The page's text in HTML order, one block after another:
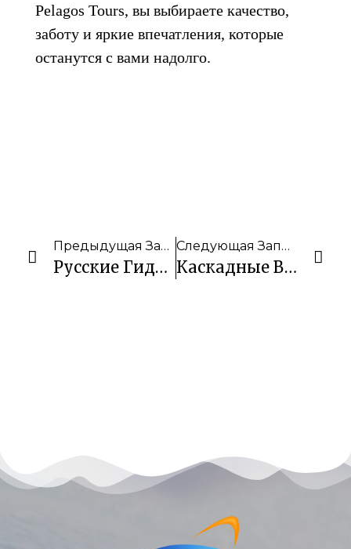
Pelagos Tours, вы выбираете качество,
заботу и яркие впечатления, которые
останутся с вами надолго.
Предыдущая Запись
Русские Гиды Компании Пелагос Турс На Филиппинах
Следующая Запись
Каскадные Водопады Хавили (Jawili)